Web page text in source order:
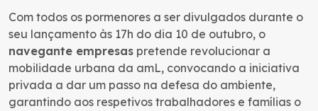
Com todos os pormenores a ser divulgados durante o
seu lançamento às 17h do dia 10 de outubro, o
navegante empresas pretende revolucionar a
mobilidade urbana da amL, convocando a iniciativa
privada a dar um passo na defesa do ambiente,
garantindo aos respetivos trabalhadores e famílias o